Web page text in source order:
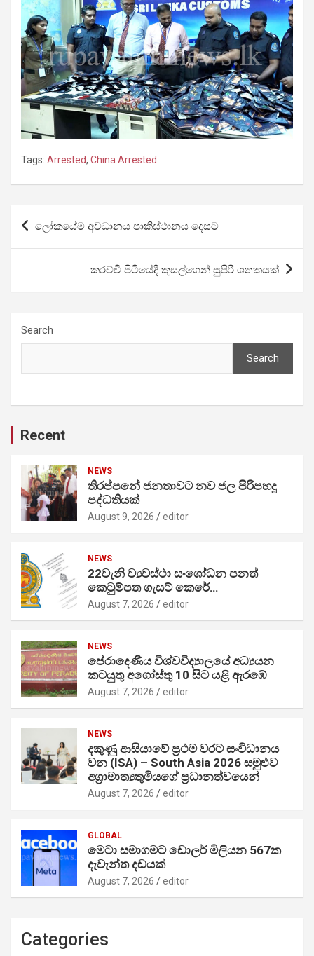
Tags: Arrested, China Arrested
Post
navigation
ලෝකයේම අවධානය පාකිස්ථානය දෙසට
කරච්චි පිටියේදී කුසල්ගෙන් සුපිරි ශතකයක්
Search
Search
Recent
NEWS
තිරප්පනේ ජනතාවට නව ජල පිරිපහදු
පද්ධතියක්
August 9, 2026 editor
NEWS
22වැනි ව්‍යවස්ථා සංශෝධන පනත්
කෙටුම්පත ගැසට් කෙරේ…
August 7, 2026 editor
NEWS
පේරාදෙණිය විශ්වවිද්‍යාලයේ අධ්‍යයන
කටයුතු අගෝස්තු 10 සිට යළි ඇරඹේ
August 7, 2026 editor
NEWS
දකුණු ආසියාවේ ප්‍රථම වරට සංවිධානය
වන (ISA) – South Asia 2026 සමුළුව
අග්‍රාමාත්‍යතුමියගේ ප්‍රධානත්වයෙන්
August 7, 2026 editor
GLOBAL
මෙටා සමාගමට ඩොලර් මිලියන 567ක
දැවැන්ත දඩයක්
August 7, 2026 editor
Categories